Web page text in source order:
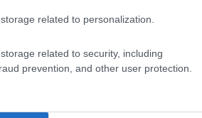
related to personalization.
related to security, including
prevention, and other user protection.